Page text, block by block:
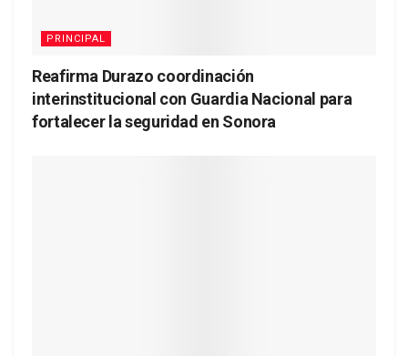
PRINCIPAL
Reafirma Durazo coordinación
interinstitucional con Guardia Nacional para
fortalecer la seguridad en Sonora